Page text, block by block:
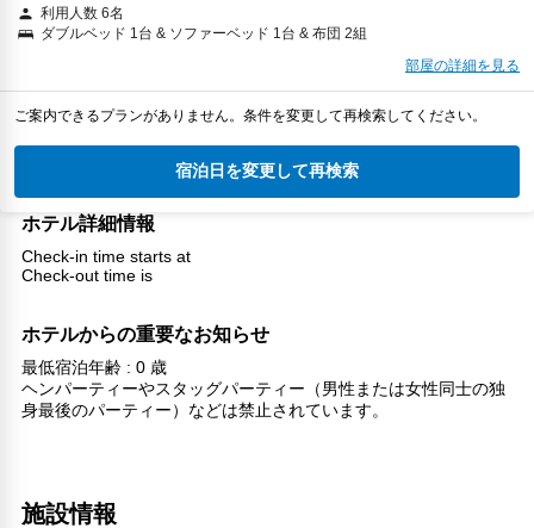
利用人数 6名
ダブルベッド 1台 & ソファーベッド 1台 & 布団 2組
部屋の詳細を見る
ご案内できるプランがありません。条件を変更して再検索してください。
宿泊日を変更して再検索
ホテル詳細情報
Check-in time starts at
Check-out time is
ホテルからの重要なお知らせ
最低宿泊年齢 : 0 歳
ヘンパーティーやスタッグパーティー（男性または女性同士の独
身最後のパーティー）などは禁止されています。
施設情報